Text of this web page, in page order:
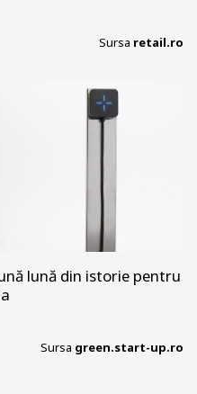
Sursa retail.ro
lună din istorie pentru
Sursa green.start-up.ro